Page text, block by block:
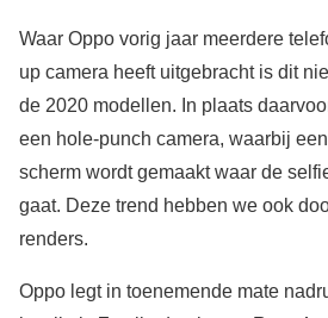
Waar Oppo vorig jaar meerdere
up camera heeft uitgebracht is dit
de 2020 modellen. In plaats
een hole-punch camera, waarbij
scherm wordt gemaakt waar de
gaat. Deze trend hebben we ook
renders.
Oppo legt in toenemende mate